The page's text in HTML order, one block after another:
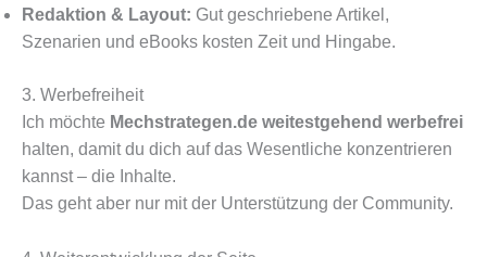
Redaktion & Layout: Gut geschriebene Artikel,
Szenarien und eBooks kosten Zeit und Hingabe.
3. Werbefreiheit
Ich möchte Mechstrategen.de weitestgehend werbefrei
halten, damit du dich auf das Wesentliche konzentrieren
kannst – die Inhalte.
Das geht aber nur mit der Unterstützung der Community.